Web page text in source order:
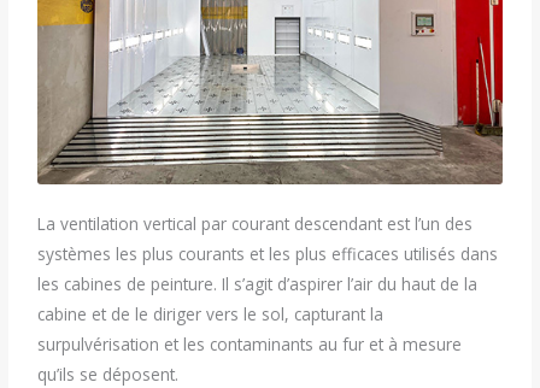
La ventilation vertical par courant descendant est l’un des
systèmes les plus courants et les plus efficaces utilisés dans
les cabines de peinture. Il s’agit d’aspirer l’air du haut de la
cabine et de le diriger vers le sol, capturant la
surpulvérisation et les contaminants au fur et à mesure
qu’ils se déposent.